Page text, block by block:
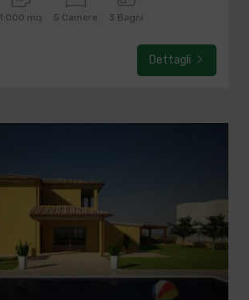
1.000 mq 5 Camere 3 Bagni
Dettagli